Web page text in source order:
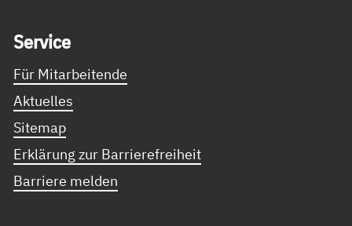
Ser­vice
Für Mitarbeitende
Aktuelles
Sitemap
Erklärung zur Barrierefreiheit
Barriere melden